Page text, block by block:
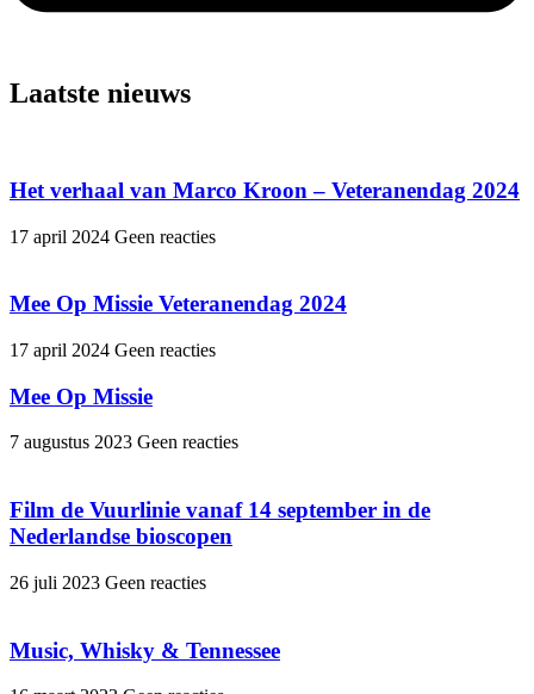
Laatste nieuws
Het verhaal van Marco Kroon – Veteranendag 2024
17 april 2024 Geen reacties
Mee Op Missie Veteranendag 2024
17 april 2024 Geen reacties
Mee Op Missie
7 augustus 2023 Geen reacties
Film de Vuurlinie vanaf 14 september in de
Nederlandse bioscopen
26 juli 2023 Geen reacties
Music, Whisky & Tennessee